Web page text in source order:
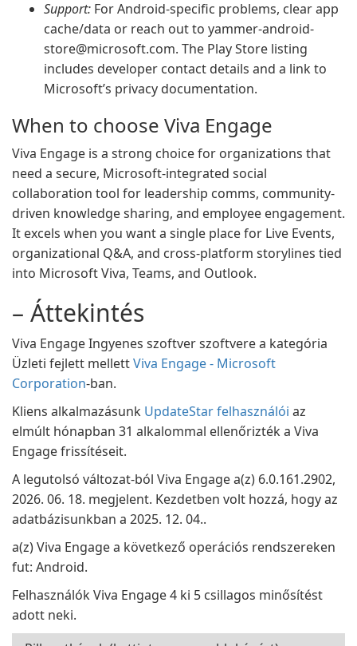
Support: For Android-specific problems, clear app
cache/data or reach out to yammer-android-
store@microsoft.com. The Play Store listing
includes developer contact details and a link to
Microsoft’s privacy documentation.
When to choose Viva Engage
Viva Engage is a strong choice for organizations that
need a secure, Microsoft-integrated social
collaboration tool for leadership comms, community-
driven knowledge sharing, and employee engagement.
It excels when you want a single place for Live Events,
organizational Q&A, and cross-platform storylines tied
into Microsoft Viva, Teams, and Outlook.
– Áttekintés
Viva Engage Ingyenes szoftver szoftvere a kategória
Üzleti fejlett mellettViva Engage - Microsoft
Corporation-ban.
Kliens alkalmazásunk UpdateStar felhasználói az
elmúlt hónapban 31 alkalommal ellenőrizték a Viva
Engage frissítéseit.
A legutolsó változat-ból Viva Engage a(z) 6.0.161.2902,
2026. 06. 18. megjelent. Kezdetben volt hozzá, hogy az
adatbázisunkban a 2025. 12. 04..
a(z) Viva Engage a következő operációs rendszereken
fut: Android.
Felhasználók Viva Engage 4 ki 5 csillagos minősítést
adott neki.